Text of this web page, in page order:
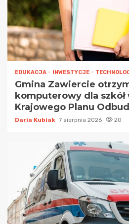
EDUKACJA INWESTYCJE
Gmina Zawiercie
komputerowy dla szkół
Krajowego Planu
Daria Kubiak 7 sierpnia 2026 20